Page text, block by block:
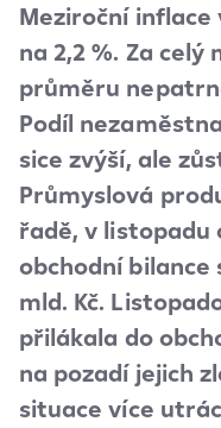
Meziroční
na 2,2 %. Za
průměru
Podíl
sice zvýší, ale
Průmyslová
řadě, v listopadu
obchodní
mld. Kč.
přilákala do
na pozadí jejich
situace více